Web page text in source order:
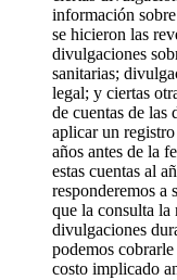
información
se hicieron las
divulgaciones
sanitarias;
legal; y ciertas
de cuentas de las
aplicar un
años antes de la
estas cuentas al
responderemos a
que la consulta la
divulgaciones
podemos
costo implicado